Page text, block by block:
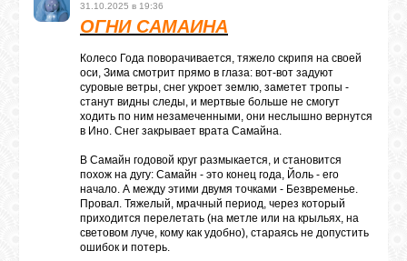
31.10.2025 в 19:36
ОГНИ САМАЙНА
Колесо Года поворачивается, тяжело скрипя на своей
оси, Зима смотрит прямо в глаза: вот-вот задуют
суровые ветры, снег укроет землю, заметет тропы -
станут видны следы, и мертвые больше не смогут
ходить по ним незамеченными, они неслышно вернутся
в Ино. Снег закрывает врата Самайна.
В Самайн годовой круг размыкается, и становится
похож на дугу: Самайн - это конец года, Йоль - его
начало. А между этими двумя точками - Безвременье.
Провал. Тяжелый, мрачный период, через который
приходится перелетать (на метле или на крыльях, на
световом луче, кому как удобно), стараясь не допустить
ошибок и потерь.